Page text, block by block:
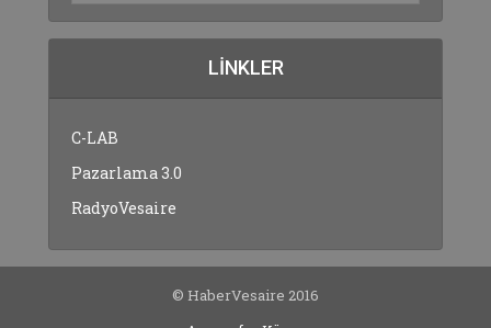
LINKLER
C-LAB
Pazarlama 3.0
RadyoVesaire
© HaberVesaire 2016